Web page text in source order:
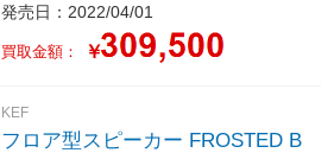
発売日：2022/04/01
買取金額： ￥
KEF
フロア型スピーカー FROSTED B